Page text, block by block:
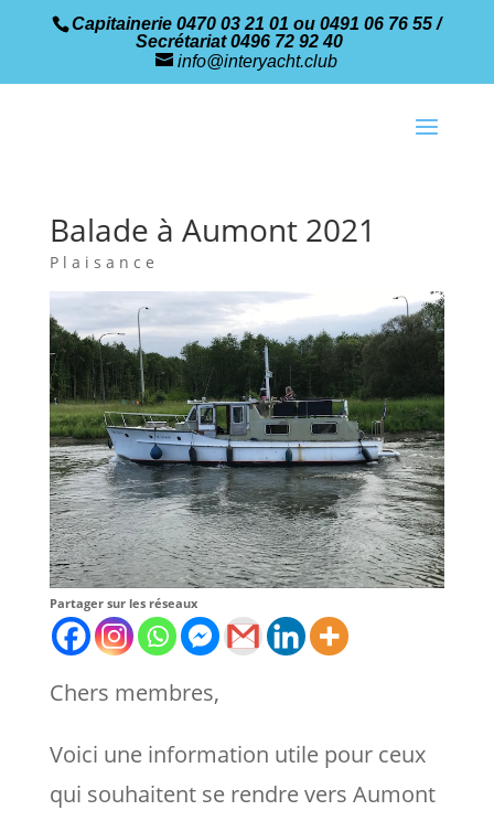
Capitainerie 0470 03 21 01 ou 0491 06 76 55 /
Secrétariat 0496 72 92 40
info@interyacht.club
Balade à Aumont 2021
Plaisance
Partager sur les réseaux
Chers membres,
Voici une information utile pour ceux
qui souhaitent se rendre vers Aumont